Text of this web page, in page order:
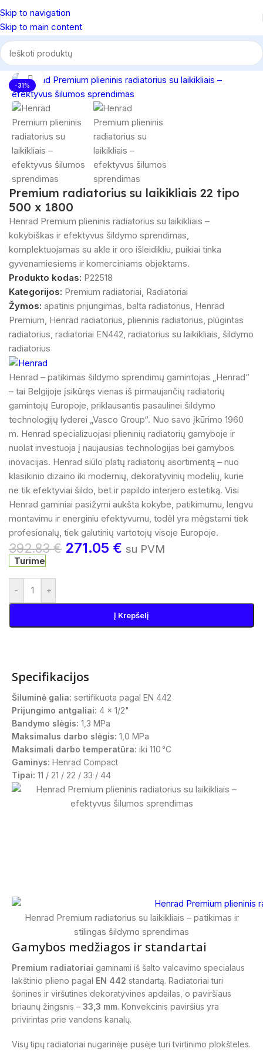
Skip to navigation
Skip to main content
Pradžia/Radiatoriai/Premium radiatoriai
-31%
Spustelėkite, norėdami padidinti
Premium radiatorius su laikikliais 22 tipo
500 x 1800
Henrad Premium plieninis radiatorius su laikikliais –
kokybiškas ir efektyvus šildymo sprendimas,
komplektuojamas su akle ir oro išleidikliu, puikiai tinka
gyvenamiesiems ir komerciniams objektams.
Produkto kodas: P22518
Kategorijos: Premium radiatoriai, Radiatoriai
Žymos: apatinis prijungimas, balta radiatorius, Henrad
Premium, Henrad radiatorius, plieninis radiatorius, plūgintas
radiatorius, radiatoriai EN442, radiatorius su laikikliais, šildymo
radiatorius
Henrad – patikimas šildymo sprendimų gamintojas „Henrad“
– tai Belgijoje įsikūręs vienas iš pirmaujančių radiatorių
gamintojų Europoje, priklausantis pasaulinei šildymo
technologijų lyderei „Vasco Group“. Nuo savo įkūrimo 1960
m. Henrad specializuojasi plieninių radiatorių gamyboje ir
nuolat investuoja į naujausias technologijas bei gamybos
inovacijas. Henrad siūlo platų radiatorių asortimentą – nuo
klasikinio dizaino iki modernių, dekoratyvinių modelių, kurie
ne tik efektyviai šildo, bet ir papildo interjero estetiką. Visi
Henrad gaminiai pasižymi aukšta kokybe, patikimumu, lengvu
montavimu ir energiniu efektyvumu, todėl yra mėgstami tiek
profesionalų, tiek galutinių vartotojų visoje Europoje.
392.83€ 271.05 € su PVM
Turime
- +
Į Krepšelį
Specifikacijos
Šiluminė galia: sertifikuota pagal EN 442
Prijungimo antgaliai: 4 x 1/2"
Bandymo slėgis: 1,3 MPa
Maksimalus darbo slėgis: 1,0 MPa
Maksimali darbo temperatūra: iki 110 °C
Gaminys: Henrad Compact
Tipai: 11 / 21 / 22 / 33 / 44
Henrad Premium radiatorius su laikikliais – patikimas ir
stilingas šildymo sprendimas
Gamybos medžiagos ir standartai
Premium radiatoriai gaminami iš šalto valcavimo specialaus
lakštinio plieno pagal EN 442 standartą. Radiatoriai turi
šonines ir viršutines dekoratyvines apdailas, o paviršiaus
briaunų žingsnis – 33,3 mm. Konvekcinis paviršius yra
privirintas prie vandens kanalų.
Visų tipų radiatoriai nugarinėje pusėje turi tvirtinimo plokšteles.